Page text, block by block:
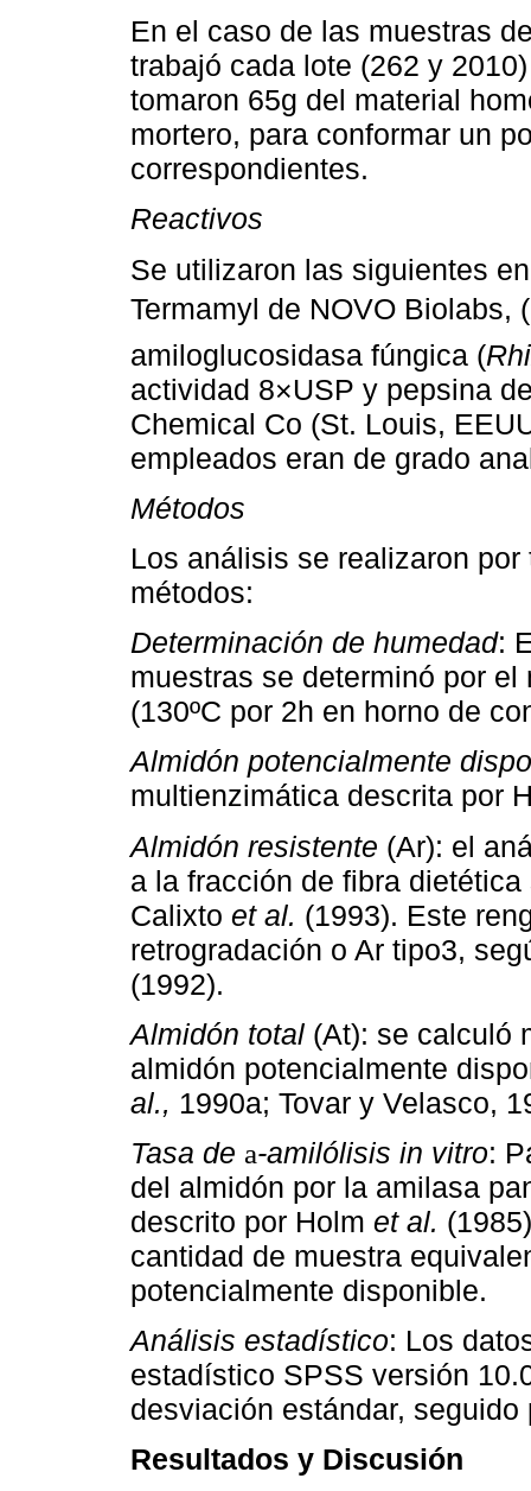
En el caso de las muestras
trabajó cada lote (262 y
tomaron 65g del material
mortero, para conformar un
correspondientes.
Reactivos
Se utilizaron las siguientes
Termamyl de NOVO
amiloglucosidasa fúngica (
actividad 8×USP y pepsina
Chemical Co (St. Louis,
empleados eran de grado
Métodos
Los análisis se realizaron
métodos:
Determinación de humedad:
muestras se determinó por
(130ºC por 2h en horno de
Almidón potencialmente
multienzimática descrita por
Almidón resistente (Ar): el
a la fracción de fibra
Calixto et al. (1993). Este
retrogradación o Ar tipo3,
(1992).
Almidón total (At): se calculó
almidón potencialmente
al., 1990a; Tovar y Velasco,
Tasa de a-amilólisis in vitro:
del almidón por la amilasa
descrito por Holm et al.
cantidad de muestra
potencialmente disponible.
Análisis estadístico: Los
estadístico SPSS versión
desviación estándar,
Resultados y Discusión